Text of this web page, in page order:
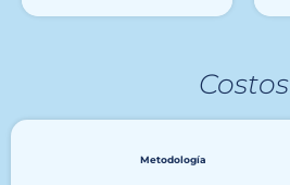
Costos
Metodología